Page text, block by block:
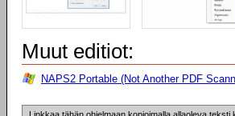
Muut editiot:
NAPS2 Portable (Not Another PDF